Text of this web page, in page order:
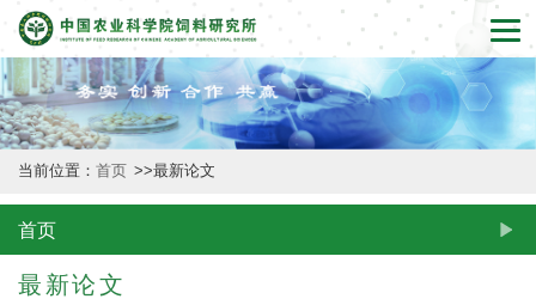
首
页
本
所
概
况
当前位置： 首页 >>最新论文
首页
最新论文